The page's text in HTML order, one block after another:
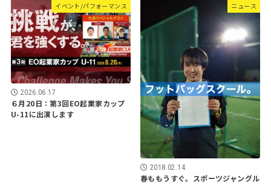
イベント/パフォーマンス
2026.06.17
６月20日：第3回EO起業家カップ
U-11に出演します
ニュース
2018.02.14
春ももうすぐ。スポーツジャングル